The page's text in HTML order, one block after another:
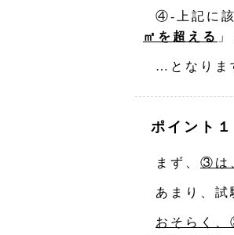
④‐上記に
㎡を超える
…となりま
ポイント
まず、 ③は
あまり、試
おそらく